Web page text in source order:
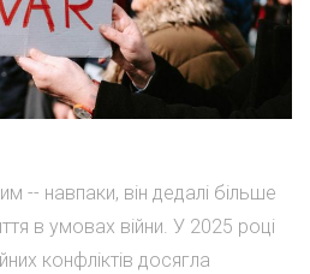
-- навпаки, він дедалі більше
в умовах війни. У 2025 році
конфліктів досягла